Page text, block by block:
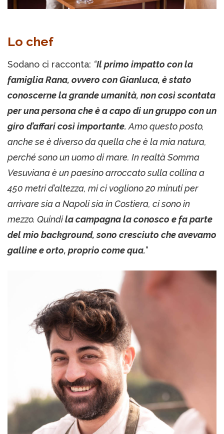
Lo chef
Sodano ci racconta: “Il primo impatto con la
famiglia Rana, ovvero con Gianluca, è stato
conoscerne la grande umanità, non così scontata
per una persona che è a capo di un gruppo con un
giro d’affari così importante.Amo questo posto,
anche se è diverso da quella che è la mia natura,
perché sono un uomo di mare. In realtà Somma
Vesuviana è un paesino arroccato sulla collina a
450 metri d’altezza, mi ci vogliono 20 minuti per
arrivare sia a Napoli sia in Costiera, ci sono in
mezzo. Quindila campagna la conosco e fa parte
del mio background, sono cresciuto che avevamo
galline e orto, proprio come qua.”